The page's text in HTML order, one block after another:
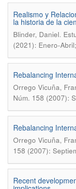
Realismo y
la historia de la
Blinder, Daniel.
(2021): Enero-
Rebalancing
Orrego Vicuña,
Núm. 158 (2007):
Rebalancing
Orrego Vicuña,
158 (2007):
Recent